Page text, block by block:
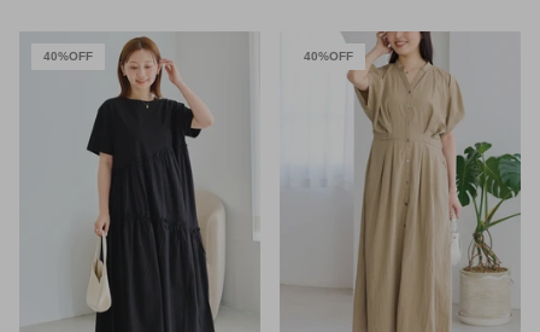
40%OFF 40%OFF